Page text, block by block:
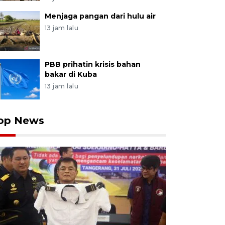
Menjaga pangan dari hulu air
13 jam lalu
PBB prihatin krisis bahan
bakar di Kuba
13 jam lalu
News